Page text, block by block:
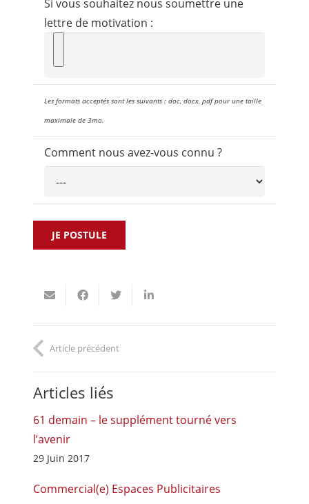
Si vous souhaitez nous soumettre une
lettre de motivation :
Les formats acceptés sont les suivants : doc, docx, pdf pour une taille
maximale de 3mo.
Comment nous avez-vous connu ?
Article précédent
Articles liés
61 demain – le supplément tourné vers
l’avenir
29 Juin 2017
Commercial(e) Espaces Publicitaires